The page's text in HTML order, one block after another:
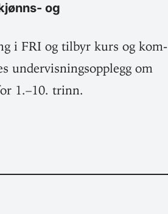
og
i FRI og tilbyr kurs og kom­
under­vis­ningsopplegg om
1.–10. trinn.